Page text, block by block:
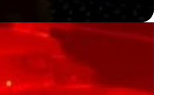
du mouvement